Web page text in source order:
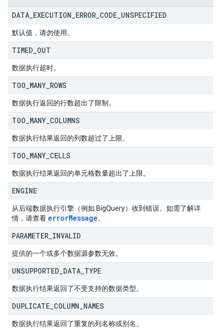
DATA EXECUTION ERROR CODE UNSPECIFIED
默认值，请勿使用。
TIMED OUT
数据执行超时。
TOO MANY ROWS
数据执行返回的行数超出了限制。
TOO MANY COLUMNS
数据执行结果返回的列数超过了上限。
TOO MANY CELLS
数据执行结果返回的单元格数量超出了上限。
ENGINE
从后端数据执行引擎（例如 BigQuery）收到错误。如需了解详
情，请查看 errorMessage。
PARAMETER INVALID
提供的一个或多个数据源参数无效。
UNSUPPORTED DATA TYPE
数据执行结果返回了不受支持的数据类型。
DUPLICATE COLUMN NAMES
数据执行结果返回了重复的列名称或别名。